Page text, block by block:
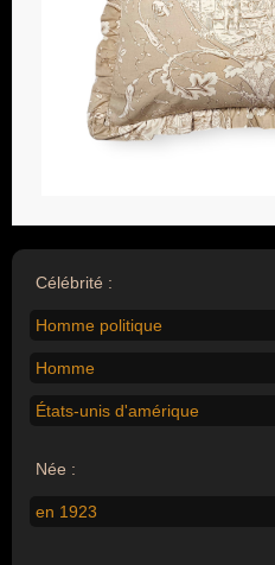
Célébrité :
Homme politique
Homme
États-unis d'amérique
Née :
en 1923